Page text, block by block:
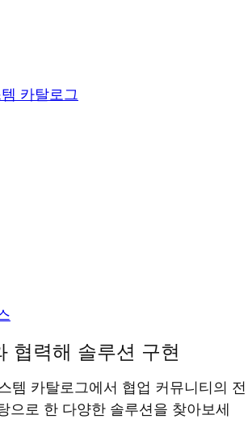
카탈로그
협력해 솔루션 구현
템 카탈로그에서 협업 커뮤니티의 전
으로 한 다양한 솔루션을 찾아보세